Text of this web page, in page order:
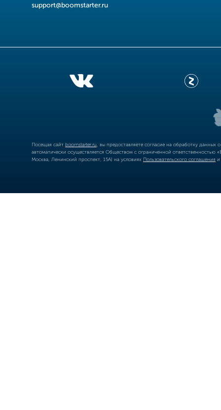
support@boomstarter.ru
Посещая сайт boomstarter.ru , вы предоставляете согласие на обработку
автоматически осуществляется Обществом с ограниченной
Москва, Ленинский проспект, 15А) на условиях Пользовательского соглашения и